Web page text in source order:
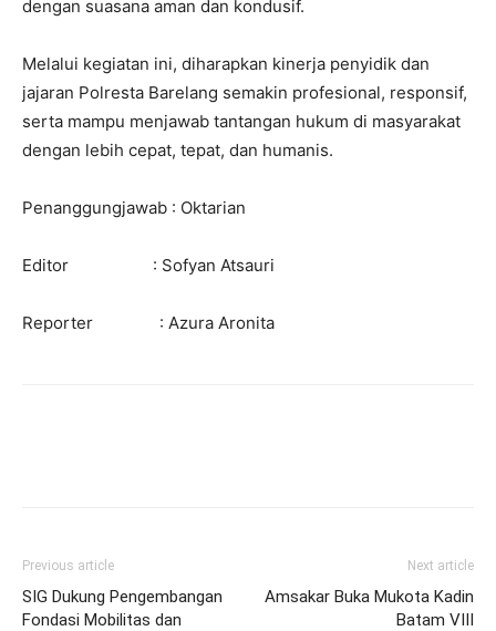
dengan suasana aman dan kondusif.
Melalui kegiatan ini, diharapkan kinerja penyidik dan
jajaran Polresta Barelang semakin profesional, responsif,
serta mampu menjawab tantangan hukum di masyarakat
dengan lebih cepat, tepat, dan humanis.
Penanggungjawab : Oktarian
Editor : Sofyan Atsauri
Reporter : Azura Aronita
Previous article
SIG Dukung Pengembangan
Fondasi Mobilitas dan
Next article
Amsakar Buka Mukota Kadin
Batam VIII